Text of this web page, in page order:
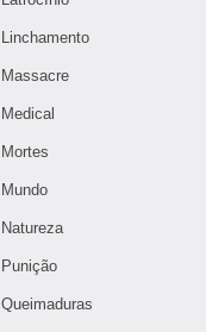
Linchamento
Massacre
Medical
Mortes
Mundo
Natureza
Punição
Queimaduras